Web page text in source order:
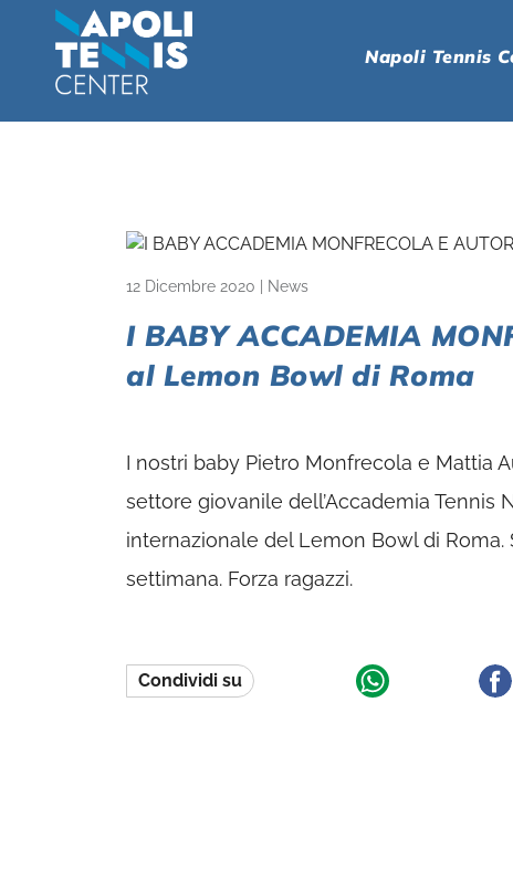
Napoli Tennis
12 Dicembre 2020 News
I BABY ACCADEMIA
al Lemon Bowl di Roma
I nostri baby Pietro Monfrecola e Mattia
settore giovanile dell’Accademia
internazionale del Lemon Bowl di Roma.
settimana. Forza ragazzi.
Condividi su